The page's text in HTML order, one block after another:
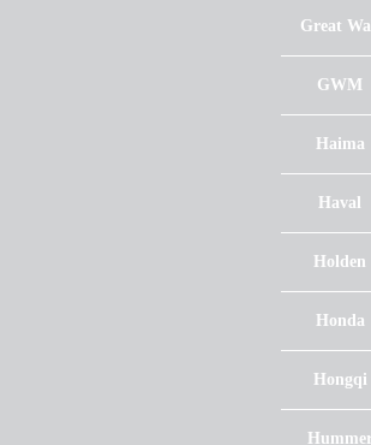
Great Wall
GWM
Haima
Haval
Holden
Honda
Hongqi